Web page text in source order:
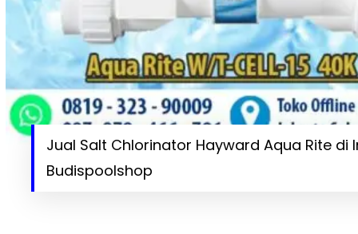
Jual Salt Chlorinator Hayward Aqua Rite di
Budispoolshop